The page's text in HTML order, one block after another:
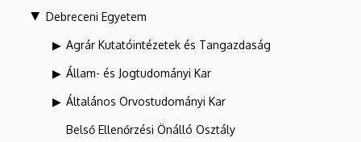
Debreceni Egyetem
Agrár Kutatóintézetek és Tangazdaság
Állam- és Jogtudományi Kar
Általános Orvostudományi Kar
Belső Ellenőrzési Önálló Osztály